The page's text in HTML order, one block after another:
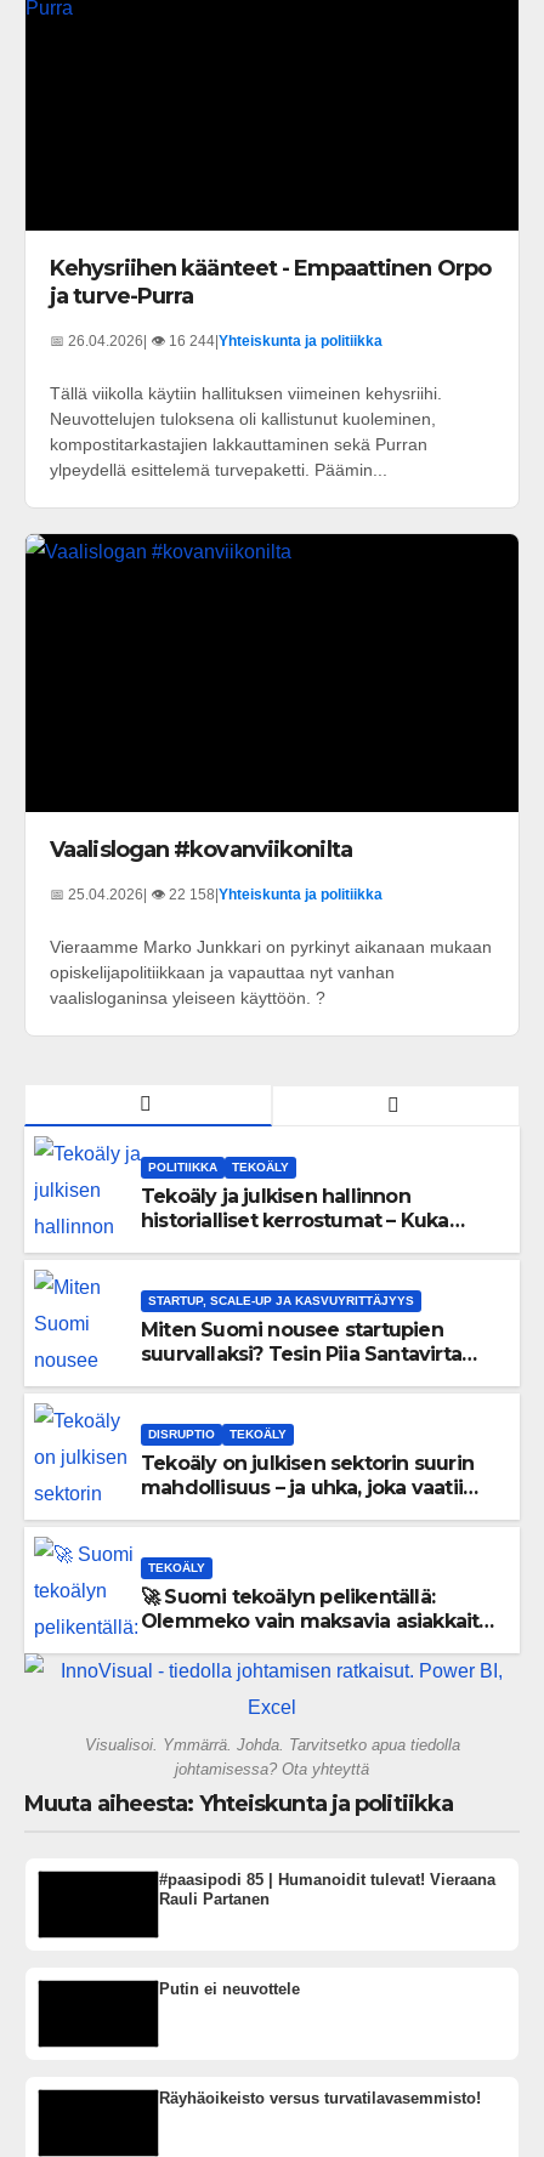
Kehysriihen käänteet - Empaattinen Orpo
ja turve-Purra
📅 26.04.2026 | 👁️ 16 244 Yhteiskunta ja politiikka
Tällä viikolla käytiin hallituksen viimeinen kehysriihi.
Neuvottelujen tuloksena oli kallistunut kuoleminen,
kompostitarkastajien lakkauttaminen sekä Purran
ylpeydellä esittelemä turvepaketti. Päämin...
Vaalislogan #kovanviikonilta
📅 25.04.2026| 👁️ 22 158|Yhteiskunta ja politiikka
Vieraamme Marko Junkkari on pyrkinyt aikanaan mukaan
opiskelijapolitiikkaan ja vapauttaa nyt vanhan
vaalisloganinsa yleiseen käyttöön. ?
POLITIIKKA TEKOÄLY
Tekoäly ja julkisen hallinnon
historialliset kerrostumat – Kuka
STARTUP, SCALE-UP JA KASVUYRITTÄJYYS
Miten Suomi nousee startupien
suurvallaksi? Tesin Piia Santavirta
DISRUPTIO TEKOÄLY
Tekoäly on julkisen sektorin suurin
mahdollisuus – ja uhka, joka vaatii
TEKOÄLY
🚀 Suomi tekoälyn pelikentällä:
Olemmeko vain maksavia asiakkaita
gigatehtaan?
Visualisoi. Ymmärrä. Johda. Tarvitsetko apua tiedolla
johtamisessa? Ota yhteyttä
Muuta aiheesta: Yhteiskunta ja politiikka
#paasipodi 85 | Humanoidit tulevat! Vieraana
Rauli Partanen
Putin ei neuvottele
Räyhäoikeisto versus turvatilavasemmisto!